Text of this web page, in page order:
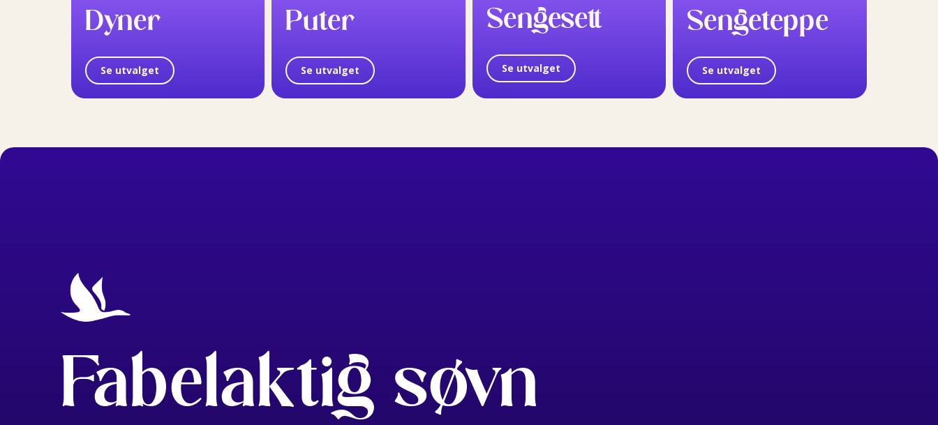
Dyner
Se utvalget
Puter
Se utvalget
Sengesett
Se utvalget
Sengeteppe
Se utvalget
Fabelaktig søvn